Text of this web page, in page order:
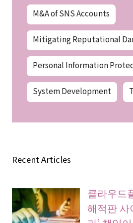
M&A of SNS Accounts
Mitigating Reputational
Personal Information
System Development
Recent Articles
클라우드
해적판 사